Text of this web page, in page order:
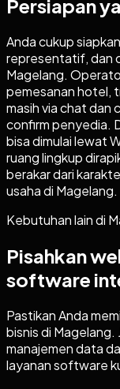
Persiapan
Anda cukup
representatif, dan
Magelang.
pemesanan hotel,
masih via chat dan
confirm penyedia.
bisa dimulai lewat
ruang lingkup
berakar dari
usaha di Magelang.
Kebutuhan lain di
Pisahkan
software
Pastikan Anda
bisnis di Magelang.
manajemen data
layanan software